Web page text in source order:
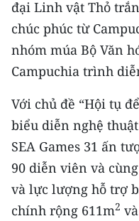
đại Linh vật Thỏ
chúc phúc từ
nhóm múa Bộ Văn
Campuchia trình
Với chủ đề “Hội tụ
biểu diễn nghệ
SEA Games 31 ấn
90 diễn viên và
và lực lượng hỗ trợ
chính rộng 611m2